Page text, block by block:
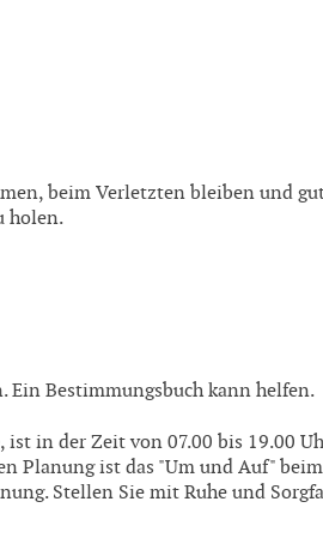
beim Verletzten bleiben und
holen.
Ein Bestimmungsbuch kann helfen.
ist in der Zeit von 07.00 bis 19.00
Planung ist das "Um und Auf" beim
Stellen Sie mit Ruhe und